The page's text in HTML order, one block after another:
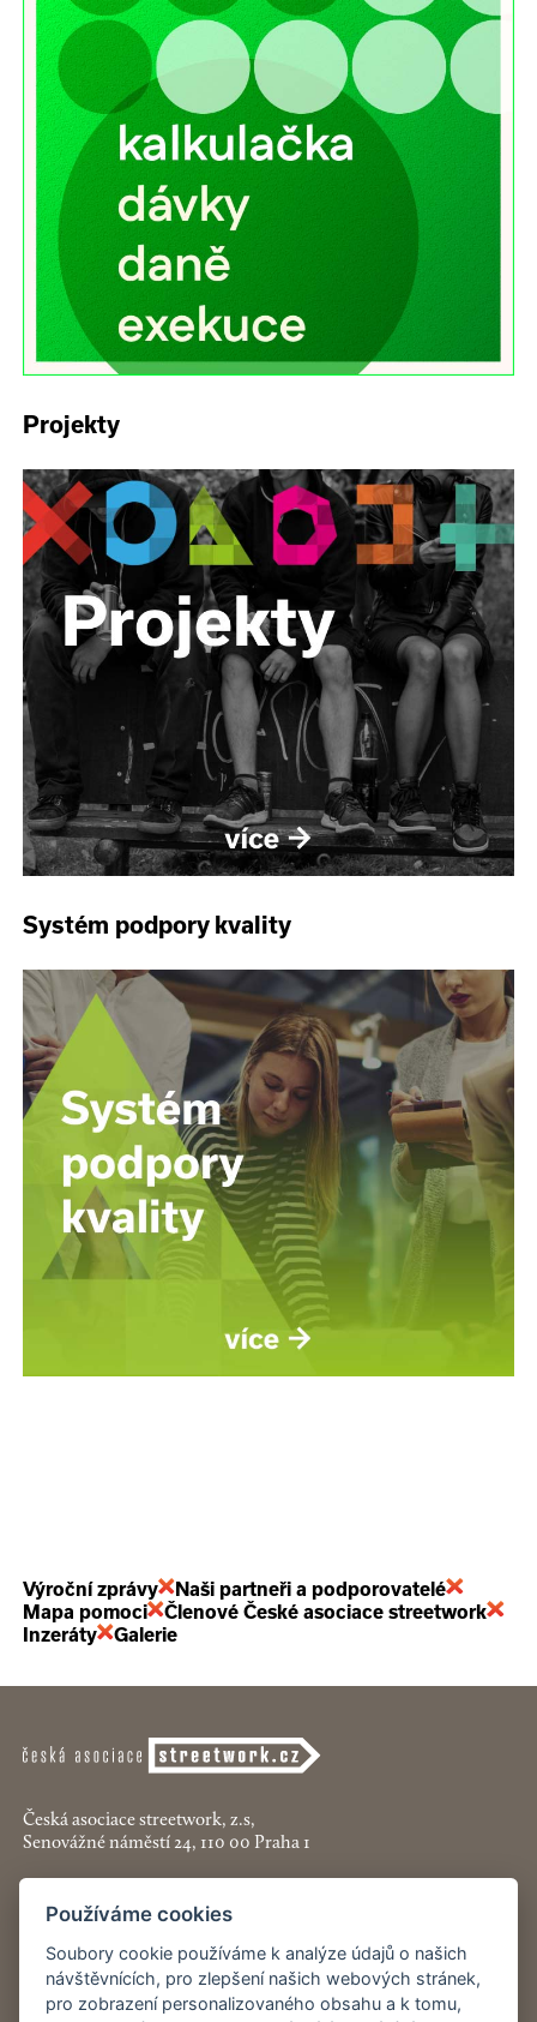
Projekty
Systém podpory kvality
Výroční zprávy
Naši partneři a podporovatelé
Mapa pomoci
Členové České asociace streetwork
Inzeráty
Galerie
Česká asociace streetwork, z.s,
Senovážné náměstí 24, 110 00 Praha 1
+420 774 913 777
asociace@streetwork.cz
Nastavení cookies
Používáme cookies
Soubory cookie používáme k analýze údajů o našich
návštěvnících, pro zlepšení našich webových stránek,
pro zobrazení personalizovaného obsahu a k tomu,